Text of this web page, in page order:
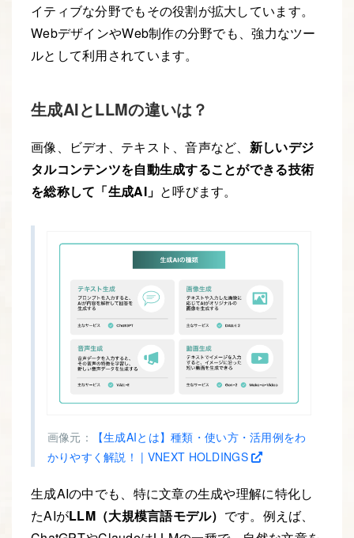
イティブな分野でもその役割が拡大しています。
WebデザインやWeb制作の分野でも、強力なツー
ルとして利用されています。
生成AIとLLMの違いは？
画像、ビデオ、テキスト、音声など、 新しいデジ
タルコンテンツを自動生成することができる技術
を総称して「生成AI」 と呼びます。
画像元：
【生成AIとは】種類・使い方・活用例をわ
かりやすく解説！ | VNEXT HOLDINGS
生成AIの中でも、特に文章の生成や理解に特化し
たAIがLLM（大規模言語モデル） です。例えば、